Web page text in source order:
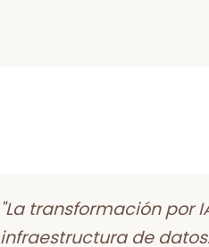
"La transformación por
infraestructura de